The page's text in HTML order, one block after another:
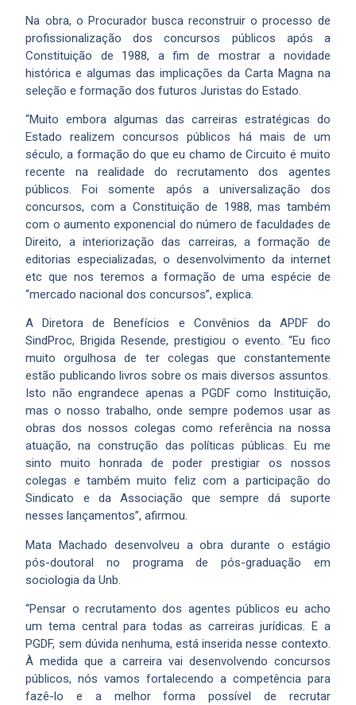
Na obra, o Procurador busca reconstruir o processo de
profissionalização dos concursos públicos após a
Constituição de 1988, a fim de mostrar a novidade
histórica e algumas das implicações da Carta Magna na
seleção e formação dos futuros Juristas do Estado.
“Muito embora algumas das carreiras estratégicas do
Estado realizem concursos públicos há mais de um
século, a formação do que eu chamo de Circuito é muito
recente na realidade do recrutamento dos agentes
públicos. Foi somente após a universalização dos
concursos, com a Constituição de 1988, mas também
com o aumento exponencial do número de faculdades de
Direito, a interiorização das carreiras, a formação de
editorias especializadas, o desenvolvimento da internet
etc que nos teremos a formação de uma espécie de
“mercado nacional dos concursos”, explica.
A Diretora de Benefícios e Convênios da APDF do
SindProc, Brigida Resende, prestigiou o evento. “Eu fico
muito orgulhosa de ter colegas que constantemente
estão publicando livros sobre os mais diversos assuntos.
Isto não engrandece apenas a PGDF como Instituição,
mas o nosso trabalho, onde sempre podemos usar as
obras dos nossos colegas como referência na nossa
atuação, na construção das políticas públicas. Eu me
sinto muito honrada de poder prestigiar os nossos
colegas e também muito feliz com a participação do
Sindicato e da Associação que sempre dá suporte
nesses lançamentos”, afirmou.
Mata Machado desenvolveu a obra durante o estágio
pós-doutoral no programa de pós-graduação em
sociologia da Unb.
“Pensar o recrutamento dos agentes públicos eu acho
um tema central para todas as carreiras jurídicas. E a
PGDF, sem dúvida nenhuma, está inserida nesse contexto.
À medida que a carreira vai desenvolvendo concursos
públicos, nós vamos fortalecendo a competência para
fazê-lo e a melhor forma possível de recrutar